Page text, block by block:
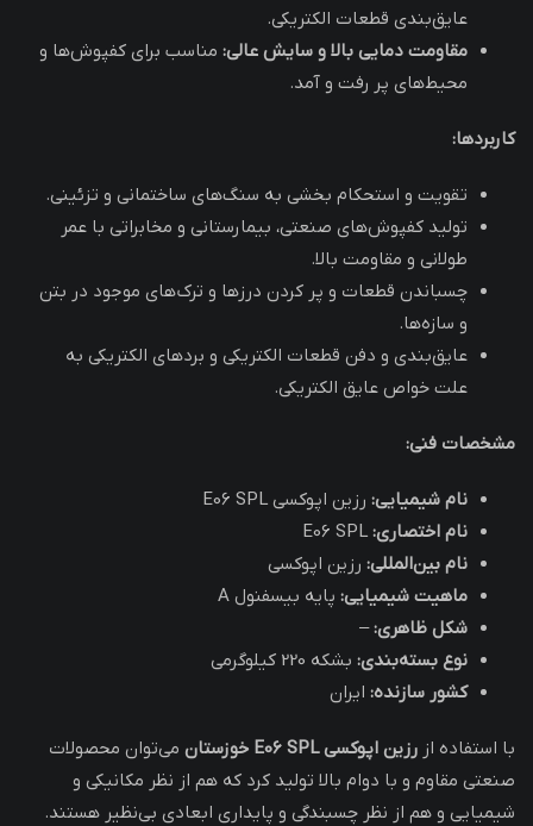
عایق‌بندی قطعات الکتریکی.
مقاومت دمایی بالا و سایش عالی: مناسب برای کفپوش‌ها و
محیط‌های پر رفت و آمد.
کاربردها:
تقویت و استحکام بخشی به سنگ‌های ساختمانی و تزئینی.
تولید کفپوش‌های صنعتی، بیمارستانی و مخابراتی با عمر
طولانی و مقاومت بالا.
چسباندن قطعات و پر کردن درزها و ترک‌های موجود در بتن
و سازه‌ها.
عایق‌بندی و دفن قطعات الکتریکی و بردهای الکتریکی به
علت خواص عایق الکتریکی.
مشخصات فنی:
نام شیمیایی: رزین اپوکسی E06 SPL
نام اختصاری:
نام بین‌المللی: رزین اپوکسی
ماهیت شیمیایی: پایه بیسفنول A
شکل ظاهری:–
نوع بسته‌بندی: بشکه 220 کیلوگرمی
کشور سازنده: ایران
با استفاده از رزین اپوکسی E06 SPL خوزستان
می‌توان محصولات
صنعتی مقاوم و با دوام بالا تولید کرد که هم از نظر مکانیکی و
شیمیایی و هم از نظر چسبندگی و پایداری ابعادی بی‌نظیر هستند.